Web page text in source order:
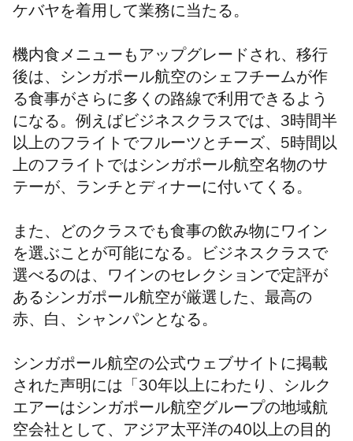
ケバヤを着用して業務に当たる。
機内食メニューもアップグレードされ、移行
後は、シンガポール航空のシェフチームが作
る食事がさらに多くの路線で利用できるよう
になる。例えばビジネスクラスでは、3時間半
以上のフライトでフルーツとチーズ、5時間以
上のフライトではシンガポール航空名物のサ
テーが、ランチとディナーに付いてくる。
また、どのクラスでも食事の飲み物にワイン
を選ぶことが可能になる。ビジネスクラスで
選べるのは、ワインのセレクションで定評が
あるシンガポール航空が厳選した、最高の
赤、白、シャンパンとなる。
シンガポール航空の公式ウェブサイトに掲載
された声明には「30年以上にわたり、シルク
エアーはシンガポール航空グループの地域航
空会社として、アジア太平洋の40以上の目的